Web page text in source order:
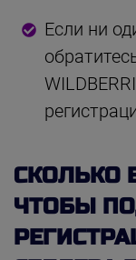
Если ни
СКОЛЬКО
ЧТОБЫ